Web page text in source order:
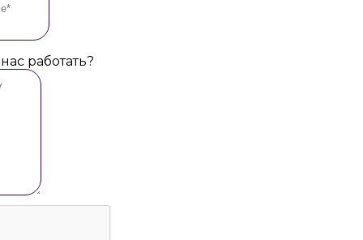
работать?